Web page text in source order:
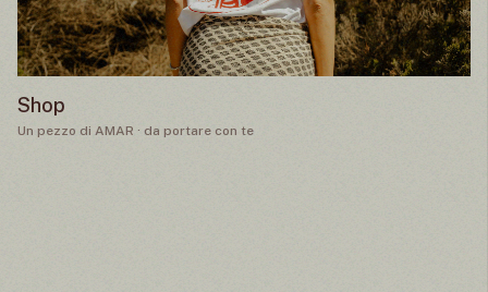
Shop
Un pezzo di AMAR · da portare con te